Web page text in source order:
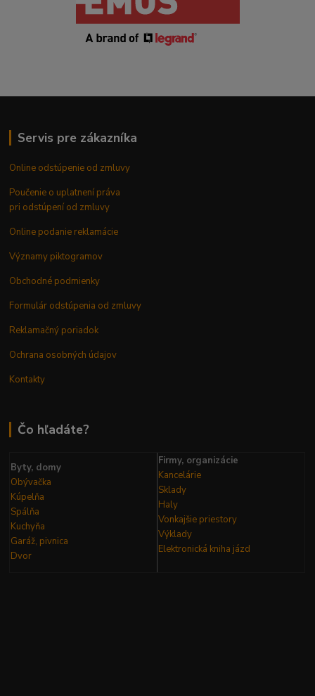
Servis pre zákazníka
Online odstúpenie od zmluvy
Poučenie o uplatnení práva
pri odstúpení od zmluvy
Online podanie reklamácie
Významy piktogramov
Obchodné podmienky
Formulár odstúpenia od zmluvy
Reklamačný poriadok
Ochrana osobných údajov
Kontakty
Čo hľadáte?
Byty, domy
Obývačka
Kúpelňa
Spálňa
Kuchyňa
Garáž, pivnica
Dvor
Firmy, organizácie
Kancelárie
Sklady
Haly
Vonkajšie priestory
Výklady
Elektronická kniha jázd